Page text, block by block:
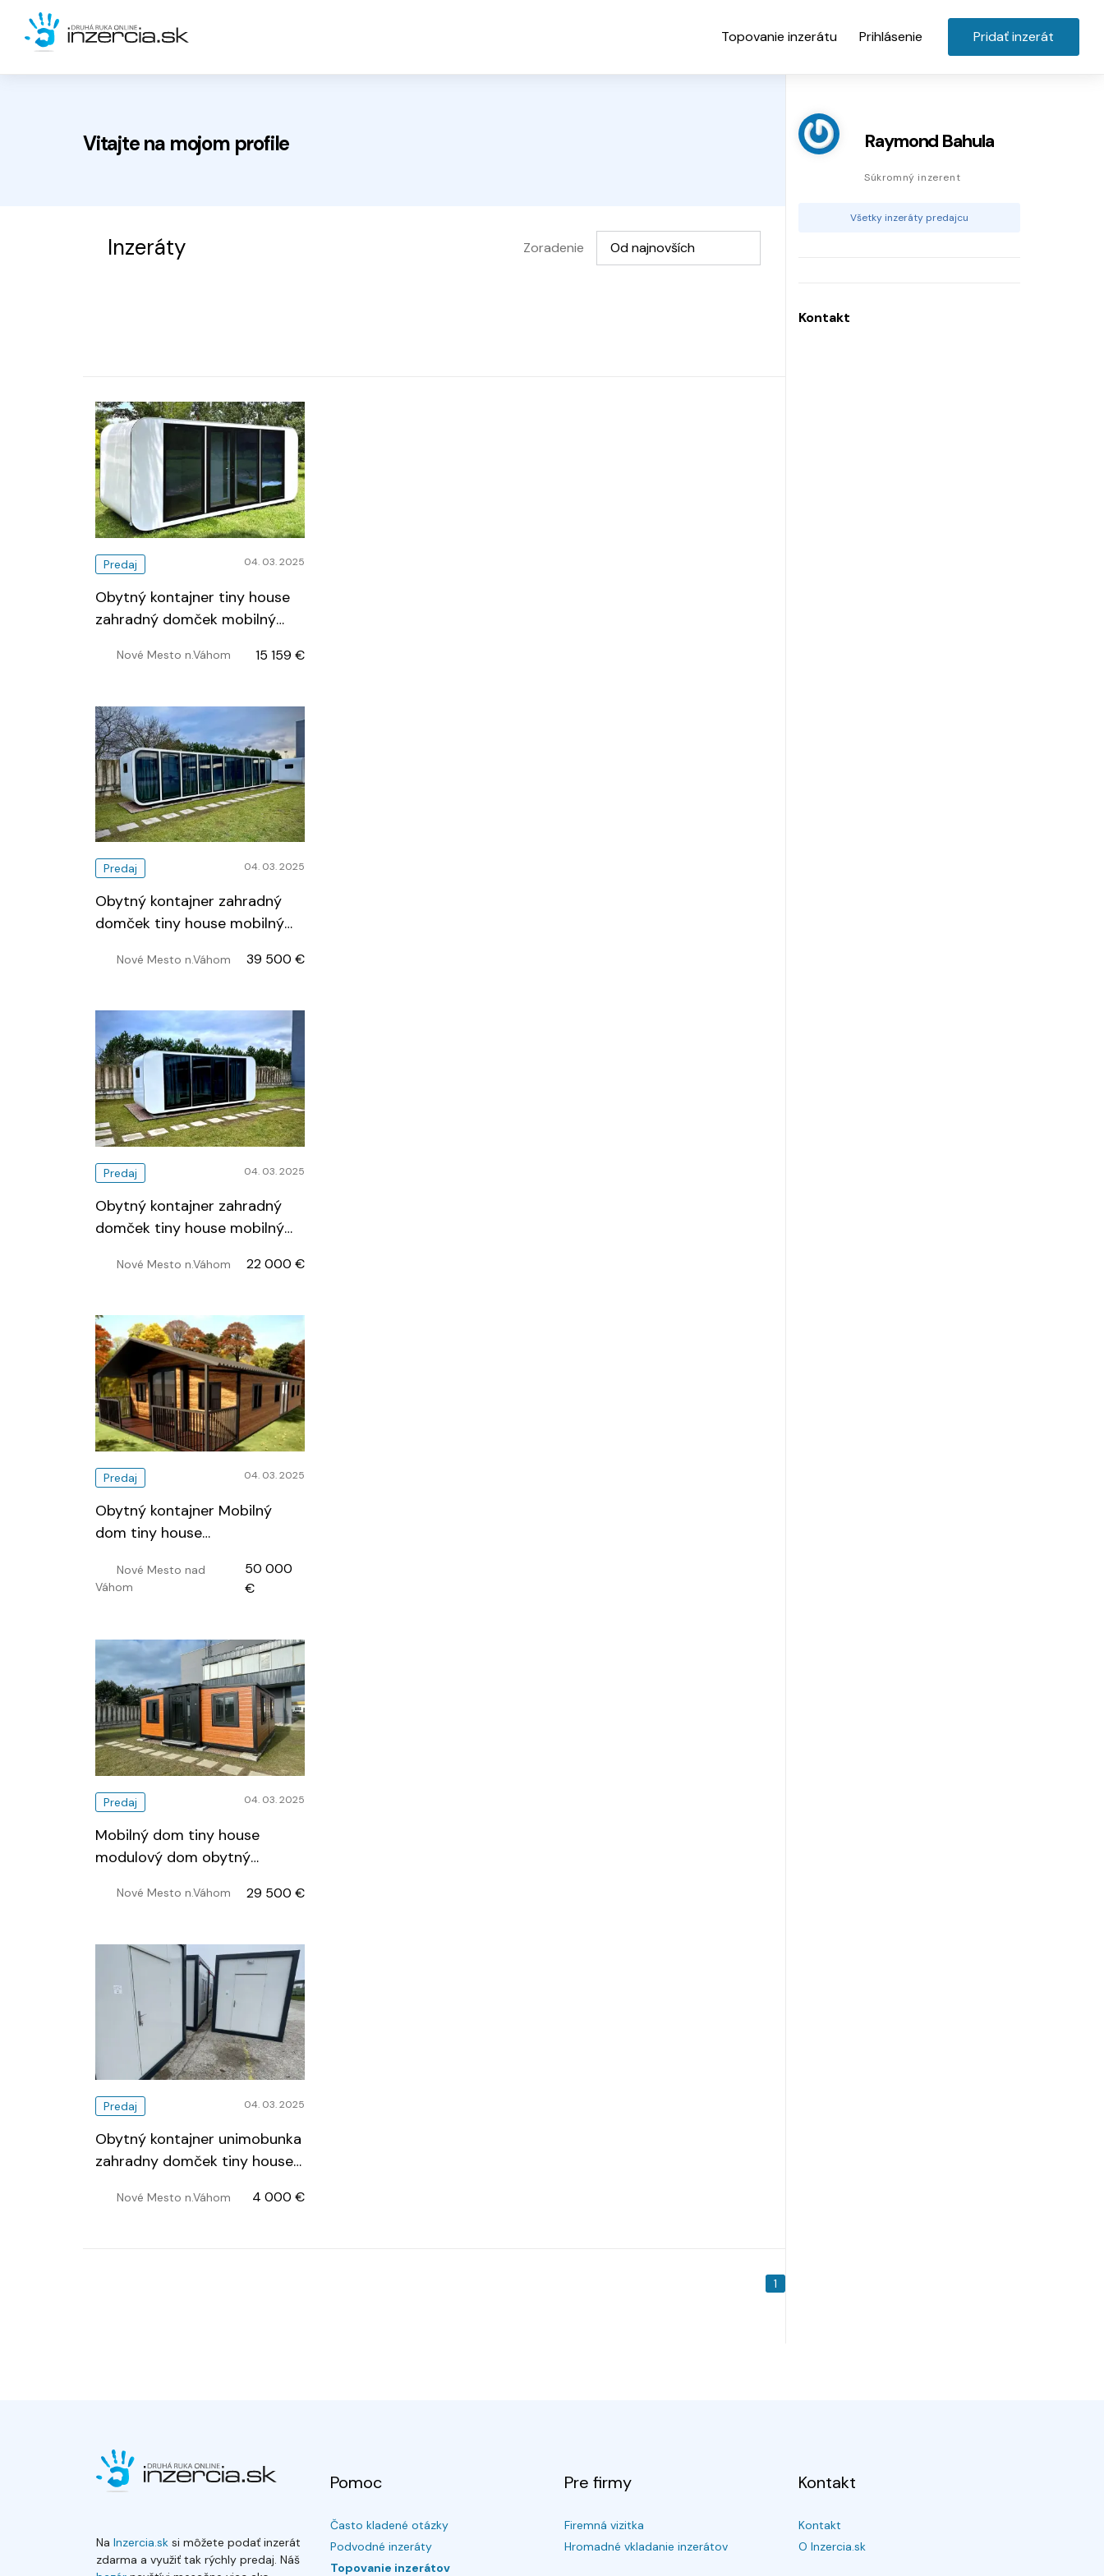
Topovanie inzerátu Prihlásenie Pridať inzerát
Vitajte na mojom profile
Inzeráty Zoradenie Vyberte možnosť
Od najnovších
Predaj 04. 03. 2025
Obytný kontajner tiny house
zahradný domček mobilný
Nové Mesto n.Váhom 15 159 €
Predaj 04. 03. 2025
Obytný kontajner zahradný
domček tiny house mobilný
Nové Mesto n.Váhom 39 500 €
Predaj 04. 03. 2025
Obytný kontajner zahradný
domček tiny house mobilný
Nové Mesto n.Váhom 22 000 €
Predaj 04. 03. 2025
Obytný kontajner Mobilný
dom tiny house…
Nové Mesto nad
Váhom
50 000
€
Predaj 04. 03. 2025
Mobilný dom tiny house
modulový dom obytný
Nové Mesto n.Váhom 29 500 €
Predaj 04. 03. 2025
Obytný kontajner unimobunka
zahradny domček tiny house…
Nové Mesto n.Váhom 4 000 €
1
Raymond Bahula
Súkromný inzerent
Všetky inzeráty predajcu
Kontakt
Na Inzercia.sk si môžete podať inzerát
zdarma a využiť tak rýchly predaj. Náš
Pomoc
Často kladené otázky
Podvodné inzeráty
Topovanie inzerátov
Pre firmy
Firemná vizitka
Hromadné vkladanie inzerátov
Kontakt
Kontakt
O Inzercia.sk